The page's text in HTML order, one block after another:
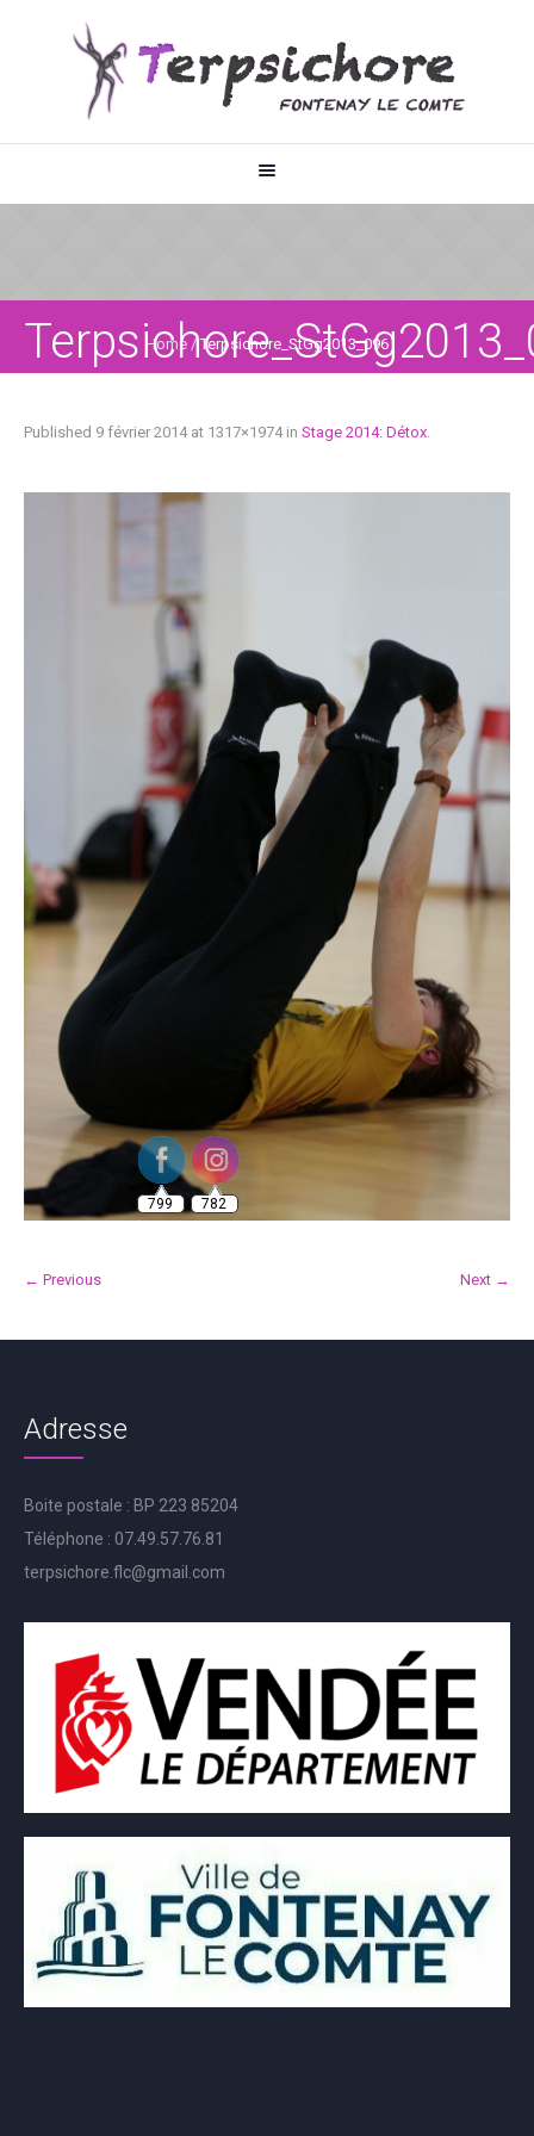
Home /Terpsichore_StGg2013_096
Published 9 février 2014at 1317×1974 in Stage 2014: Détox.
← Previous Next →
Adresse
Boite postale : BP 223 85204
Téléphone : 07.49.57.76.81
terpsichore.flc@gmail.com
799 782